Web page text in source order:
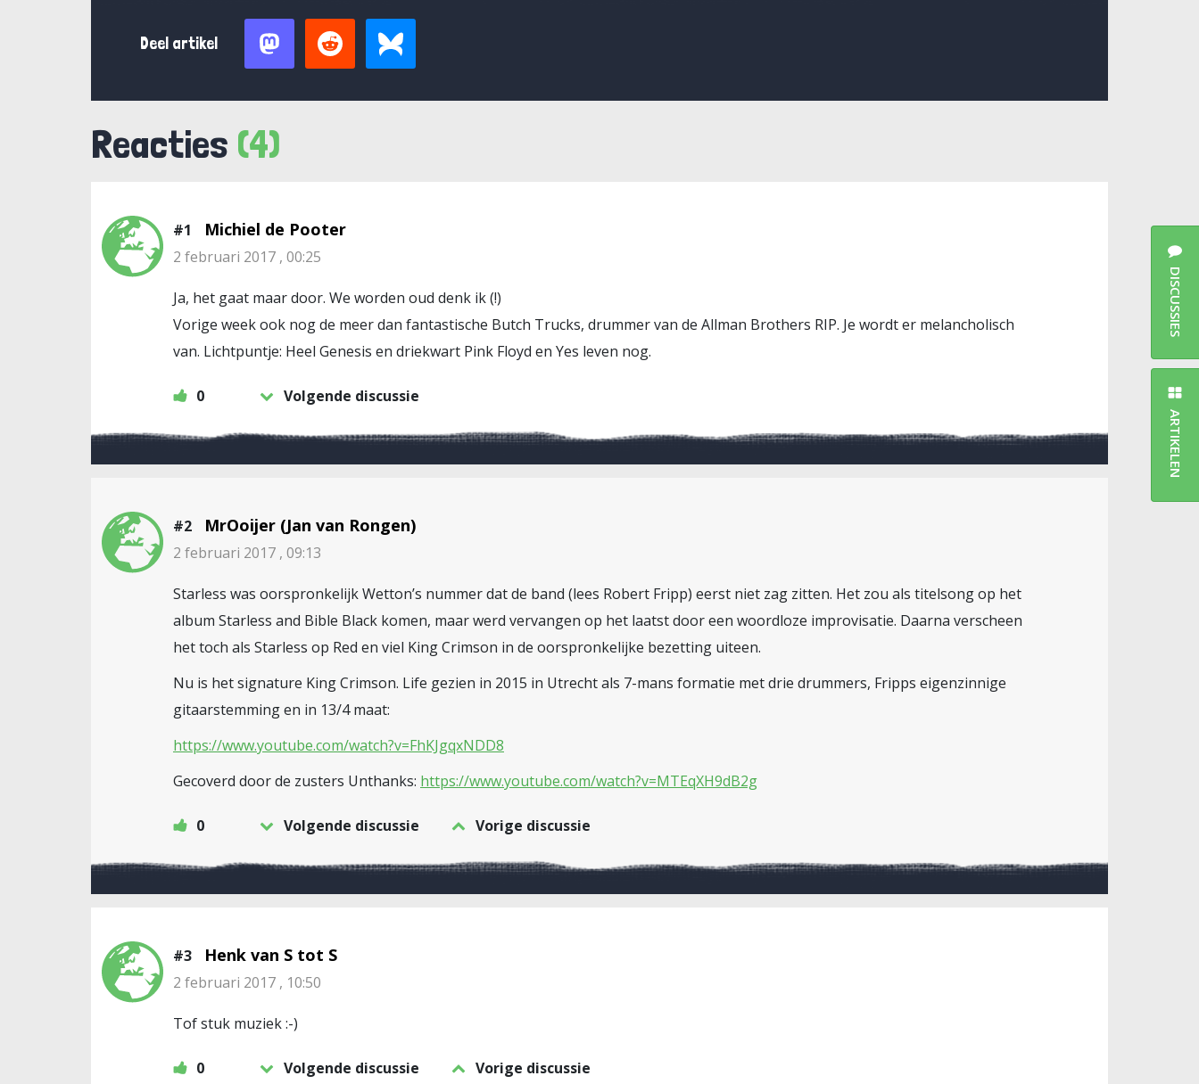
Deel artikel
Reacties (4)
#1 Michiel de Pooter
2 februari 2017 , 00:25
Ja, het gaat maar door. We worden oud denk ik (!)
Vorige week ook nog de meer dan fantastische Butch Trucks, drummer van de Allman Brothers RIP. Je wordt er melancholisch
van. Lichtpuntje: Heel Genesis en driekwart Pink Floyd en Yes leven nog.
0 Volgende discussie
#2 MrOoijer (Jan van Rongen)
2 februari 2017 , 09:13
Starless was oorspronkelijk Wetton’s nummer dat de band (lees Robert Fripp) eerst niet zag zitten. Het zou als titelsong op het
album Starless and Bible Black komen, maar werd vervangen op het laatst door een woordloze improvisatie. Daarna verscheen
het toch als Starless op Red en viel King Crimson in de oorspronkelijke bezetting uiteen.
Nu is het signature King Crimson. Life gezien in 2015 in Utrecht als 7-mans formatie met drie drummers, Fripps eigenzinnige
gitaarstemming en in 13/4 maat:
https://www.youtube.com/watch?v=FhKJgqxNDD8
Gecoverd door de zusters Unthanks: https://www.youtube.com/watch?v=MTEqXH9dB2g
0 Volgende discussie Vorige discussie
#3 Henk van S tot S
2 februari 2017 , 10:50
Tof stuk muziek :-)
0 Volgende discussie Vorige discussie
DISCUSSIES
ARTIKELEN